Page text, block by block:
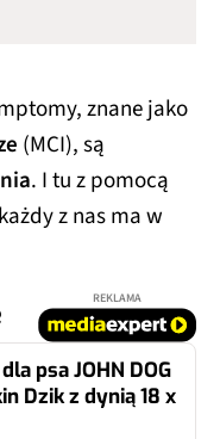
znane jako
(MCI), są
. I tu z pomocą
z nas ma w
REKLAMA
psa JOHN DOG
Dzik z dynią 18 x